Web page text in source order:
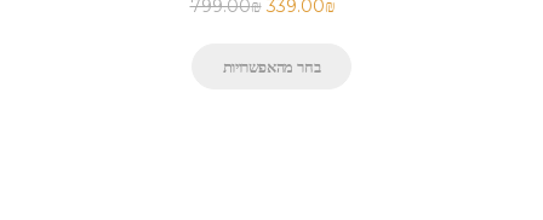
799.00₪ 339.00₪
בחר מהאפשרויות